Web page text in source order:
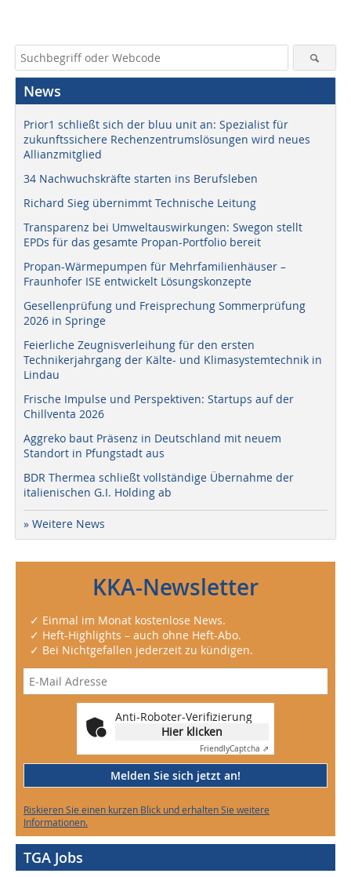
News
Prior1 schließt sich der bluu unit an: Spezialist für
zukunftssichere Rechenzentrumslösungen wird neues
Allianzmitglied
34 Nachwuchskräfte starten ins Berufsleben
Richard Sieg übernimmt Technische Leitung
Transparenz bei Umweltauswirkungen: Swegon stellt
EPDs für das gesamte Propan-Portfolio bereit
Propan-Wärmepumpen für Mehrfamilienhäuser –
Fraunhofer ISE entwickelt Lösungskonzepte
Gesellenprüfung und Freisprechung Sommerprüfung
2026 in Springe
Feierliche Zeugnisverleihung für den ersten
Technikerjahrgang der Kälte- und Klimasystemtechnik in
Lindau
Frische Impulse und Perspektiven: Startups auf der
Chillventa 2026
Aggreko baut Präsenz in Deutschland mit neuem
Standort in Pfungstadt aus
BDR Thermea schließt vollständige Übernahme der
italienischen G.I. Holding ab
» Weitere News
KKA-Newsletter
✓ Einmal im Monat kostenlose News.
✓ Heft-Highlights – auch ohne Heft-Abo.
✓ Bei Nichtgefallen jederzeit zu kündigen.
Anti-Roboter-Verifizierung
Hier klicken
FriendlyCaptcha ⇗
Melden Sie sich jetzt an!
Riskieren Sie einen kurzen Blick und erhalten Sie weitere
Informationen.
TGA Jobs